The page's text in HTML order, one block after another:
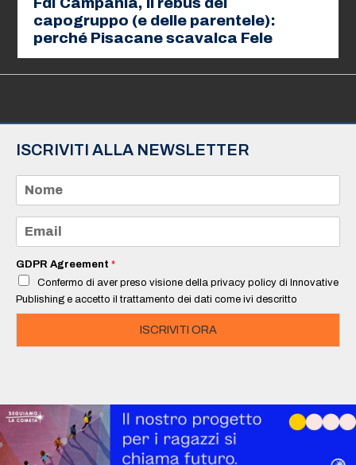
capogruppo (e delle parentele):
perché Pisacane scavalca Fele
ISCRIVITI ALLA NEWSLETTER
m
e
a
i
*
GDPR Agreement *
Confermo di aver preso visione della privacy policy di Innovative
Publishing e accetto il trattamento dei dati come ivi descritto
ISCRIVITI ORA